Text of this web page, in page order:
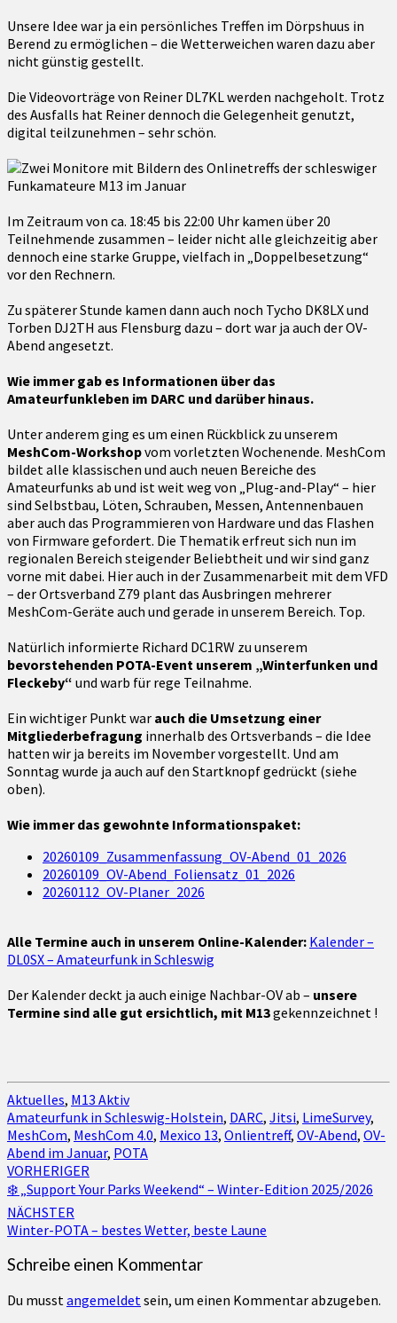
Unsere Idee war ja ein persönliches Treffen im Dörpshuus in
Berend zu ermöglichen – die Wetterweichen waren dazu aber
nicht günstig gestellt.
Die Videovorträge von Reiner DL7KL werden nachgeholt. Trotz
des Ausfalls hat Reiner dennoch die Gelegenheit genutzt,
digital teilzunehmen – sehr schön.
Im Zeitraum von ca. 18:45 bis 22:00 Uhr kamen über 20
Teilnehmende zusammen – leider nicht alle gleichzeitig aber
dennoch eine starke Gruppe, vielfach in „Doppelbesetzung“
vor den Rechnern.
Zu späterer Stunde kamen dann auch noch Tycho DK8LX und
Torben DJ2TH aus Flensburg dazu – dort war ja auch der OV-
Abend angesetzt.
Wie immer gab es Informationen über das
Amateurfunkleben im DARC und darüber hinaus.
Unter anderem ging es um einen Rückblick zu unserem
MeshCom-Workshopvom vorletzten Wochenende. MeshCom
bildet alle klassischen und auch neuen Bereiche des
Amateurfunks ab und ist weit weg von „Plug-and-Play“ – hier
sind Selbstbau, Löten, Schrauben, Messen, Antennenbauen
aber auch das Programmieren von Hardware und das Flashen
von Firmware gefordert. Die Thematik erfreut sich nun im
regionalen Bereich steigender Beliebtheit und wir sind ganz
vorne mit dabei. Hier auch in der Zusammenarbeit mit dem VFD
– der Ortsverband Z79 plant das Ausbringen mehrerer
MeshCom-Geräte auch und gerade in unserem Bereich. Top.
Natürlich informierte Richard DC1RW zu unserem
bevorstehenden POTA-Event unserem „Winterfunken und
Fleckeby“ und warb für rege Teilnahme.
Ein wichtiger Punkt war auch die Umsetzung einer
Mitgliederbefragung innerhalb des Ortsverbands – die Idee
hatten wir ja bereits im November vorgestellt. Und am
Sonntag wurde ja auch auf den Startknopf gedrückt (siehe
oben).
Wie immer das gewohnte Informationspaket:
20260109_Zusammenfassung_OV-Abend_01_2026
20260109_OV-Abend_Foliensatz_01_2026
20260112_OV-Planer_2026
Alle Termine auch in unserem Online-Kalender: Kalender –
DL0SX – Amateurfunk in Schleswig
Der Kalender deckt ja auch einige Nachbar-OV ab – unsere
Termine sind alle gut ersichtlich, mit M13gekennzeichnet !
Aktuelles, M13 Aktiv
Amateurfunk in Schleswig-Holstein, DARC, Jitsi, LimeSurvey,
MeshCom, MeshCom 4.0, Mexico 13, Onlientreff, OV-Abend, OV-
Abend im Januar, POTA
Beitragsnavigation
VORHERIGER
❄️ „Support Your Parks Weekend“ – Winter-Edition 2025/2026
NÄCHSTER
Winter-POTA – bestes Wetter, beste Laune
Schreibe einen Kommentar
Du musstangemeldetsein, um einen Kommentar abzugeben.